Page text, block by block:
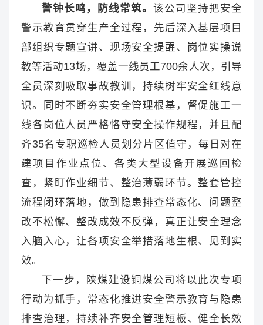
警钟长鸣，防线常筑。 该公司坚持把安全
警示教育贯穿生产全过程，先后深入基层项目
部组织专题宣讲、现场安全提醒、岗位实操说
教等活动13场，覆盖一线员工700余人次，引导
全员深刻吸取事故教训，持续树牢安全红线意
识。同时不断夯实安全管理根基，督促施工一
线各岗位人员严格恪守安全操作规程，并且配
齐35名专职巡检人员划分片区值守，每日对在
建项目作业点位、各类大型设备开展巡回检
查，紧盯作业细节、整治薄弱环节。整套管控
流程闭环落地，做到隐患排查常态化、问题整
改不松懈、整改成效不反弹，真正让安全理念
入脑入心，让各项安全举措落地生根、见到实
效。
下一步，陕煤建设铜煤公司将以此次专项
行动为抓手，常态化推进安全警示教育与隐患
排查治理，持续补齐安全管理短板、健全长效